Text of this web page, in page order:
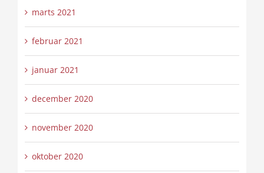
marts 2021
februar 2021
januar 2021
december 2020
november 2020
oktober 2020